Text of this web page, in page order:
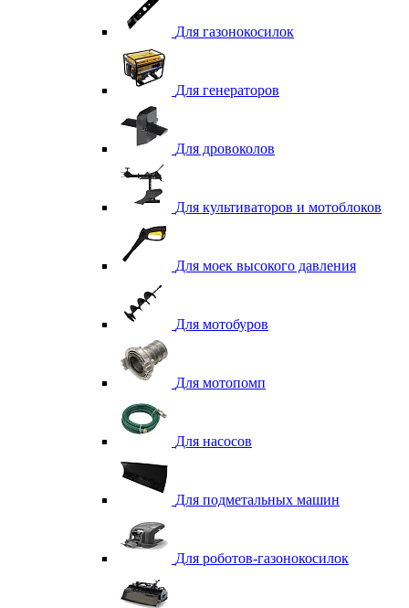
Для газонокосилок
Для генераторов
Для дровоколов
Для культиваторов и мотоблоков
Для моек высокого давления
Для мотобуров
Для мотопомп
Для насосов
Для подметальных машин
Для роботов-газонокосилок